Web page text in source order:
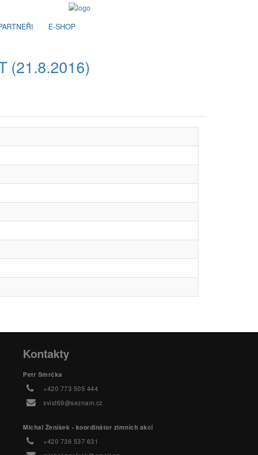
E-SHOP
(21.8.2016)
Kontakty
Petr Smrčka
+420 773 505 444
svist69@seznam.cz
Michal Ženíšek - koordinátor zimních akcí
+420 736 537 631